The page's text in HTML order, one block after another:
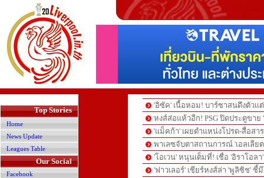
Top Stories
Home
News Update
Leagues Table
Our Social
Facebook
'อิซัค' เนื้อหอม! บาร์ซาสนดึงตัวแ
หงส์ส่อแห้วอีก! PSG ปิดประตูขาย
'แม็คก้า' เผยตำแหน่งโปรด-สื่อสา
พาเลซจับตาสถานการณ์ 'เอลเลี
'โอเวน' หนุนเต็มที่! เชื่อ 'อิราโอ
'ฟาวเลอร์' เชียร์หงส์ล่า 'พูลิซิช' ชี้